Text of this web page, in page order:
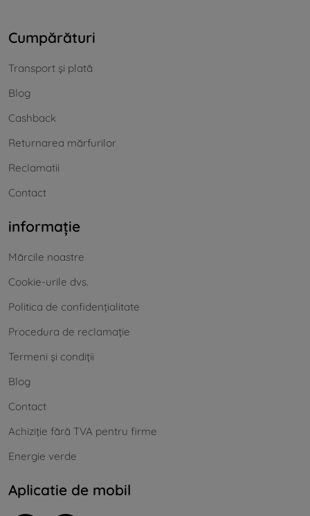
Cumpărături
Transport și plată
Blog
Cashback
Returnarea mărfurilor
Reclamatii
Contact
informație
Mărcile noastre
Cookie-urile dvs.
Politica de confidențialitate
Procedura de reclamație
Termeni și condiții
Blog
Contact
Achiziție fără TVA pentru firme
Energie verde
Aplicatie de mobil